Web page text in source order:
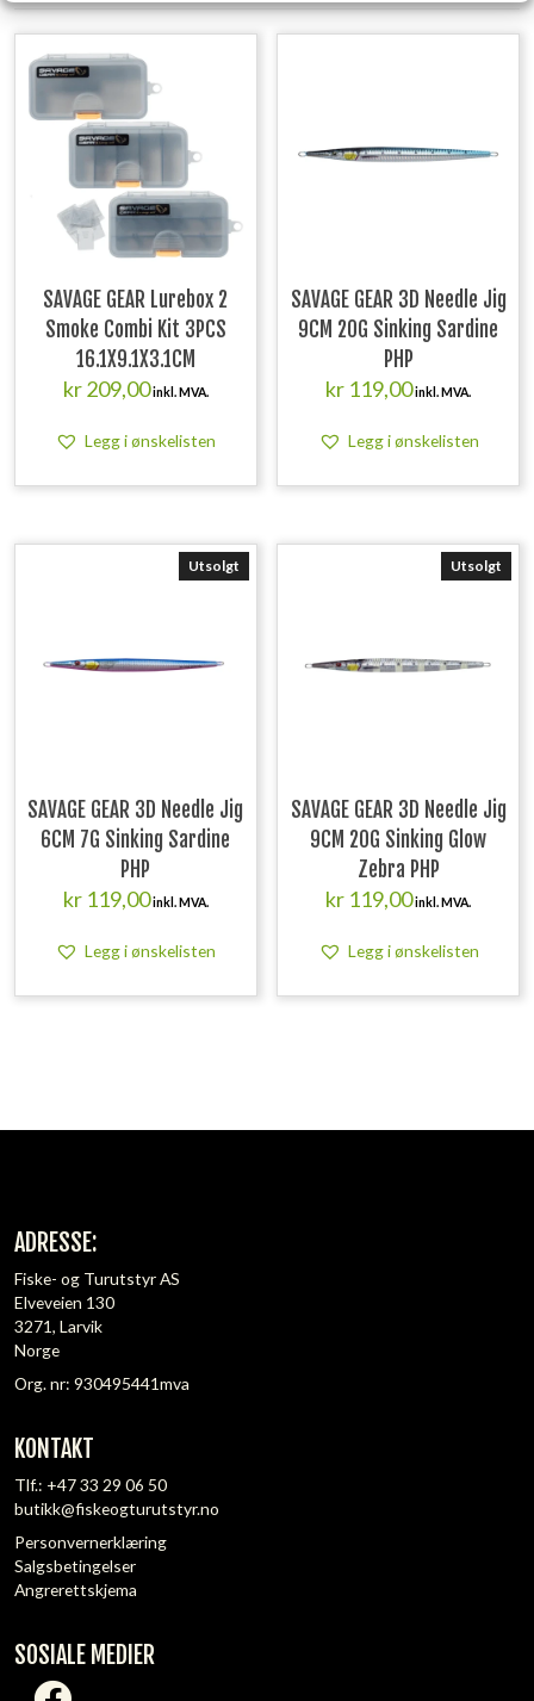
SAVAGE GEAR Lurebox 2
Smoke Combi Kit 3PCS
16.1X9.1X3.1CM
kr209,00inkl. MVA.
Legg i ønskelisten
SAVAGE GEAR 3D Needle Jig
9CM 20G Sinking Sardine
PHP
kr 119,00inkl. MVA.
Legg i ønskelisten
Utsolgt
SAVAGE GEAR 3D Needle Jig
6CM 7G Sinking Sardine
PHP
kr119,00inkl. MVA.
Legg i ønskelisten
Utsolgt
SAVAGE GEAR 3D Needle Jig
9CM 20G Sinking Glow
Zebra PHP
kr 119,00inkl. MVA.
Legg i ønskelisten
ADRESSE:
Fiske- og Turutstyr AS
Elveveien 130
3271, Larvik
Norge
Org. nr: 930495441mva
KONTAKT
Tlf.: +47 33 29 06 50
butikk@fiskeogturutstyr.no
Personvernerklæring
Salgsbetingelser
Angrerettskjema
SOSIALE MEDIER